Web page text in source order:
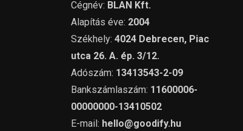
Cégnév: BLAN Kft.
Alapítás éve: 2004
Székhely: 4024 Debrecen, Piac
utca 26. A. ép. 3/12.
Adószám: 13413543-2-09
Bankszámlaszám: 11600006-
00000000-13410502
E-mail: hello@goodify.hu